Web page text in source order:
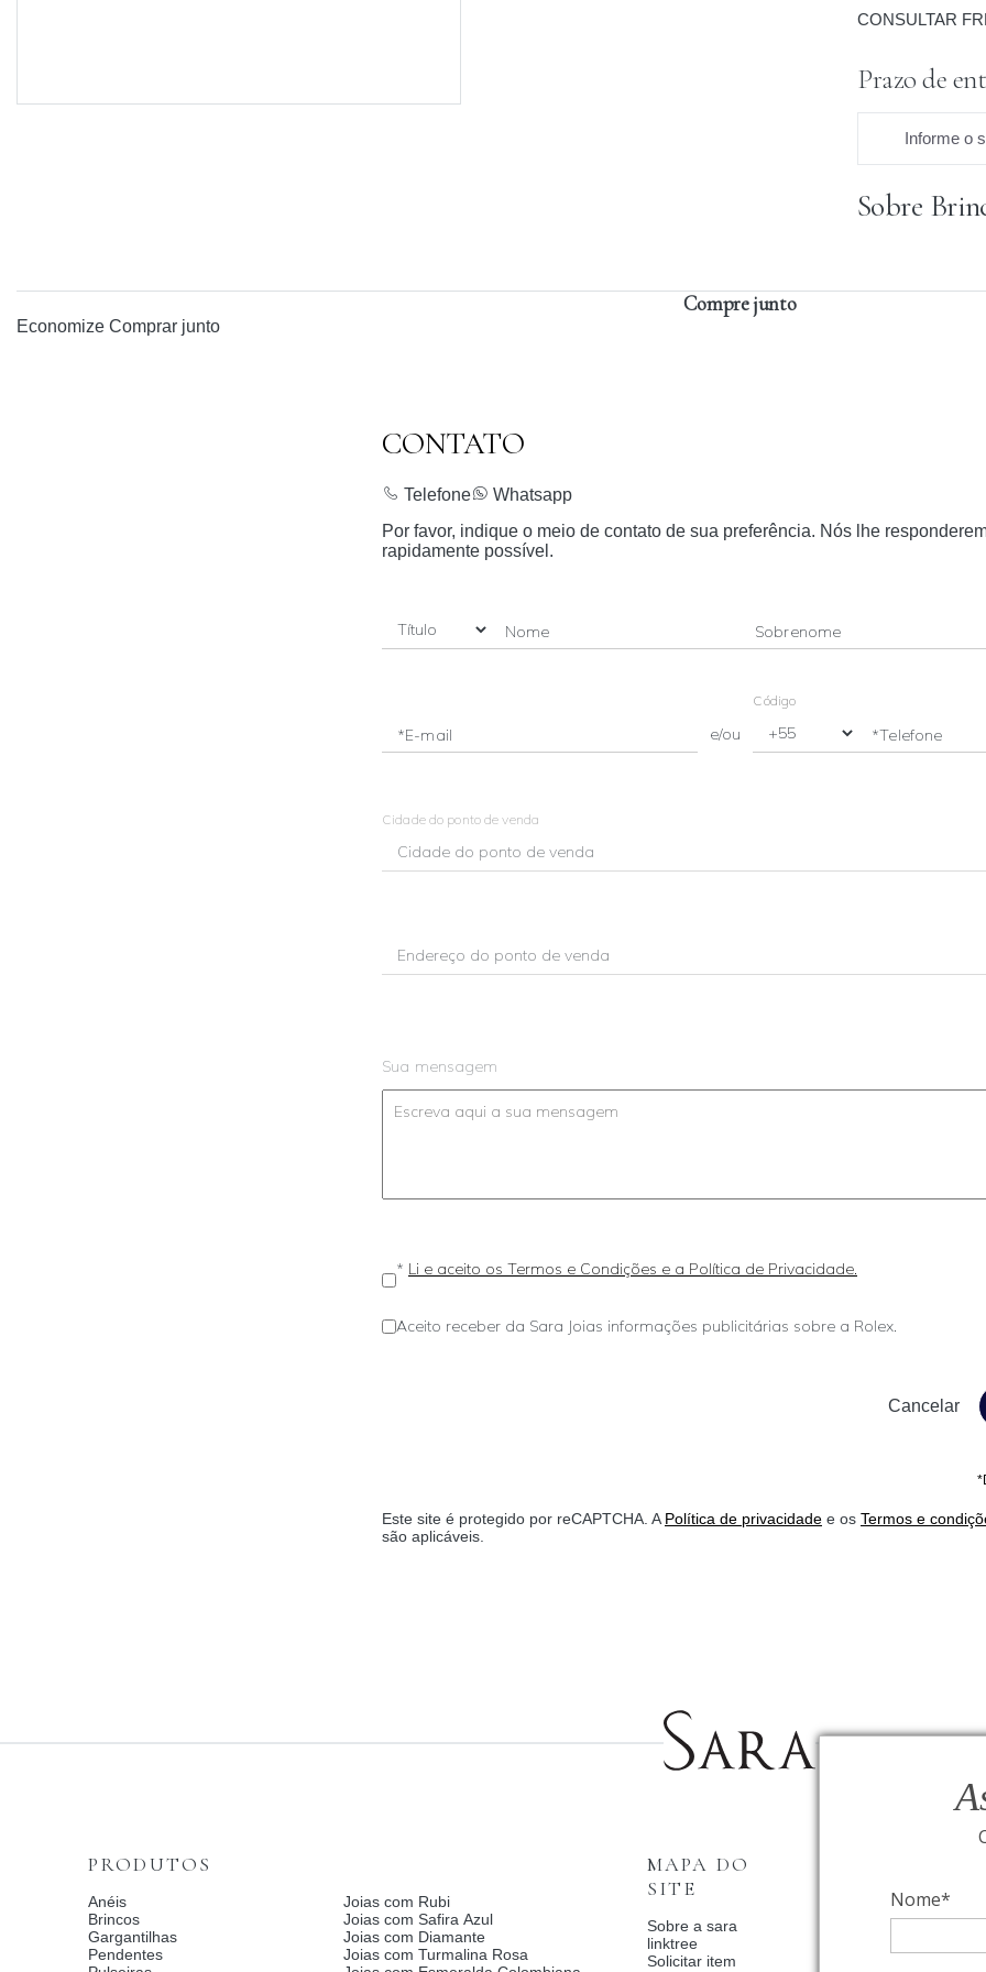
Nome*
CONSULTAR
Prazo de
Informe o
Sobre
Compre junto
Economize Comprar junto
CONTATO
Telefone
Whatsapp
Por favor, indique o meio de contato de sua preferência. Nós lhe
rapidamente possível.
Nome Sobrenome
*E-mail e/ou
Código
*Telefone
Cidade do ponto de venda
Sua mensagem
* Li e aceito os Termos e Condições e a Política de Privacidade.
Aceito receber da Sara Joias informações publicitárias sobre a Rolex.
Este site é protegido por reCAPTCHA. APolítica de privacidade e os Termos e
são aplicáveis.
Fale Conosco
Relógios BVLGARI
Condições de
MAPA DO
SITE
Sobre a sara
linktree
Solicitar item
PRODUTOS
Anéis
Brincos
Gargantilhas
Pendentes
Joias com Rubi
Joias com Safira Azul
Joias com Diamante
Joias com Turmalina Rosa